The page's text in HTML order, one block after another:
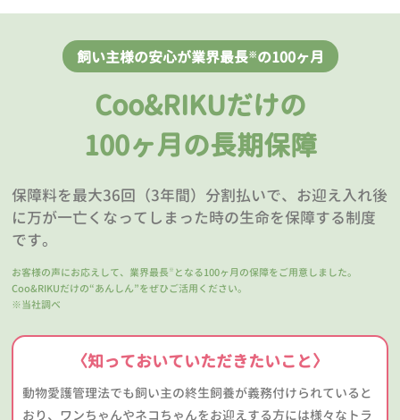
飼い主様の安心が業界最長※の100ヶ月
Coo&RIKUだけの
100ヶ月の長期保障
保障料を最大36回（3年間）分割払いで、お迎え入れ後
に万が一亡くなってしまった時の生命を保障する制度
です。
お客様の声にお応えして、業界最長 ※ となる100ヶ月の保障をご用意しました。
Coo&RIKUだけの“あんしん”をぜひご活用ください。
※当社調べ
〈知っておいていただきたいこと〉
動物愛護管理法でも飼い主の終生飼養が義務付けられていると
おり、ワンちゃんやネコちゃんをお迎えする方には様々なトラ